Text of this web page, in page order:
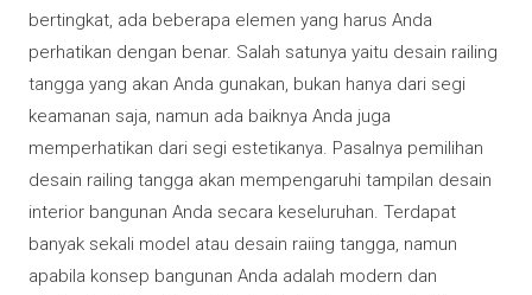
bertingkat, ada beberapa elemen yang harus Anda
perhatikan dengan benar. Salah satunya yaitu desain railing
tangga yang akan Anda gunakan, bukan hanya dari segi
keamanan saja, namun ada baiknya Anda juga
memperhatikan dari segi estetikanya. Pasalnya pemilihan
desain railing tangga akan mempengaruhi tampilan desain
interior bangunan Anda secara keseluruhan. Terdapat
banyak sekali model atau desain raiing tangga, namun
apabila konsep bangunan Anda adalah modern dan